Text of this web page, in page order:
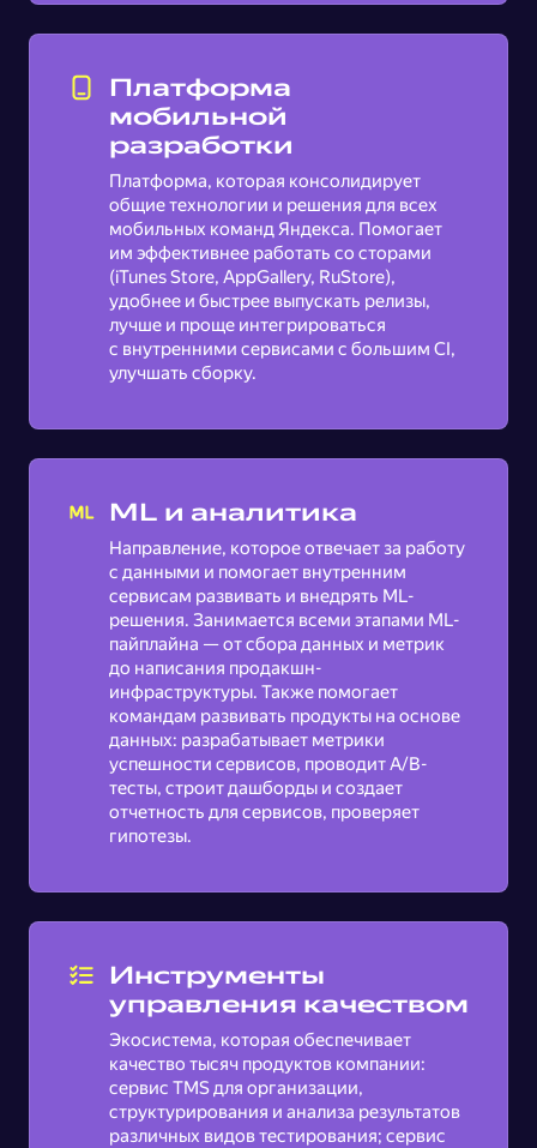
Платформа
мобильной
разработки
Платформа, которая консолидирует
общие технологии и решения для всех
мобильных команд Яндекса. Помогает
им эффективнее работать со сторами
(iTunes Store, AppGallery, RuStore),
удобнее и быстрее выпускать релизы,
лучше и проще интегрироваться
с внутренними сервисами с большим CI,
улучшать сборку.
ML и аналитика
Направление, которое отвечает за работу
с данными и помогает внутренним
сервисам развивать и внедрять ML-
решения. Занимается всеми этапами ML-
пайплайна — от сбора данных и метрик
до написания продакшн-
инфраструктуры. Также помогает
командам развивать продукты на основе
данных: разрабатывает метрики
успешности сервисов, проводит A/B-
тесты, строит дашборды и создает
отчетность для сервисов, проверяет
гипотезы.
Инструменты
управления качеством
Экосистема, которая обеспечивает
качество тысяч продуктов компании:
сервис TMS для организации,
структурирования и анализа результатов
различных видов тестирования; сервис